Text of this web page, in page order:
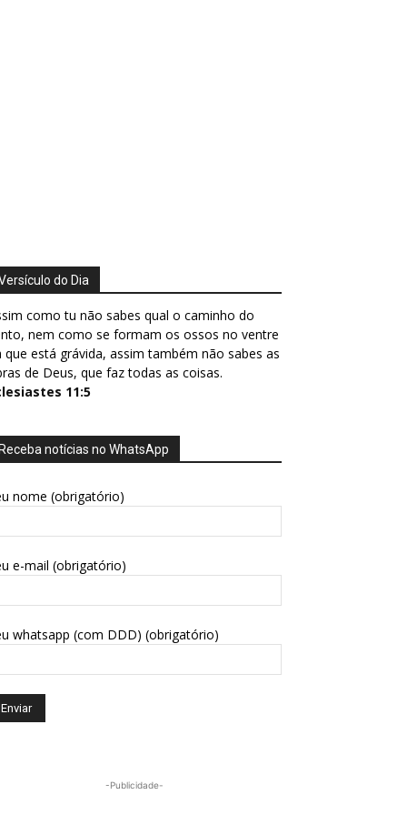
do Dia
como tu não sabes qual o caminho do
nem como se formam os ossos no ventre
que está grávida, assim também não sabes as
de Deus, que faz todas as coisas.
11:5
Receba notícias no WhatsApp
nome (obrigatório)
e-mail (obrigatório)
whatsapp (com DDD) (obrigatório)
-Publicidade-